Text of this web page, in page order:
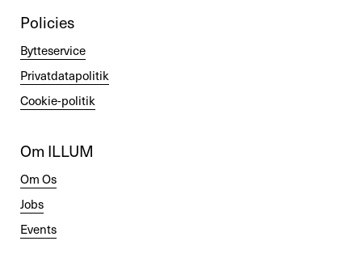
Policies
Bytteservice
Privatdatapolitik
Cookie-politik
Om ILLUM
Om Os
Jobs
Events